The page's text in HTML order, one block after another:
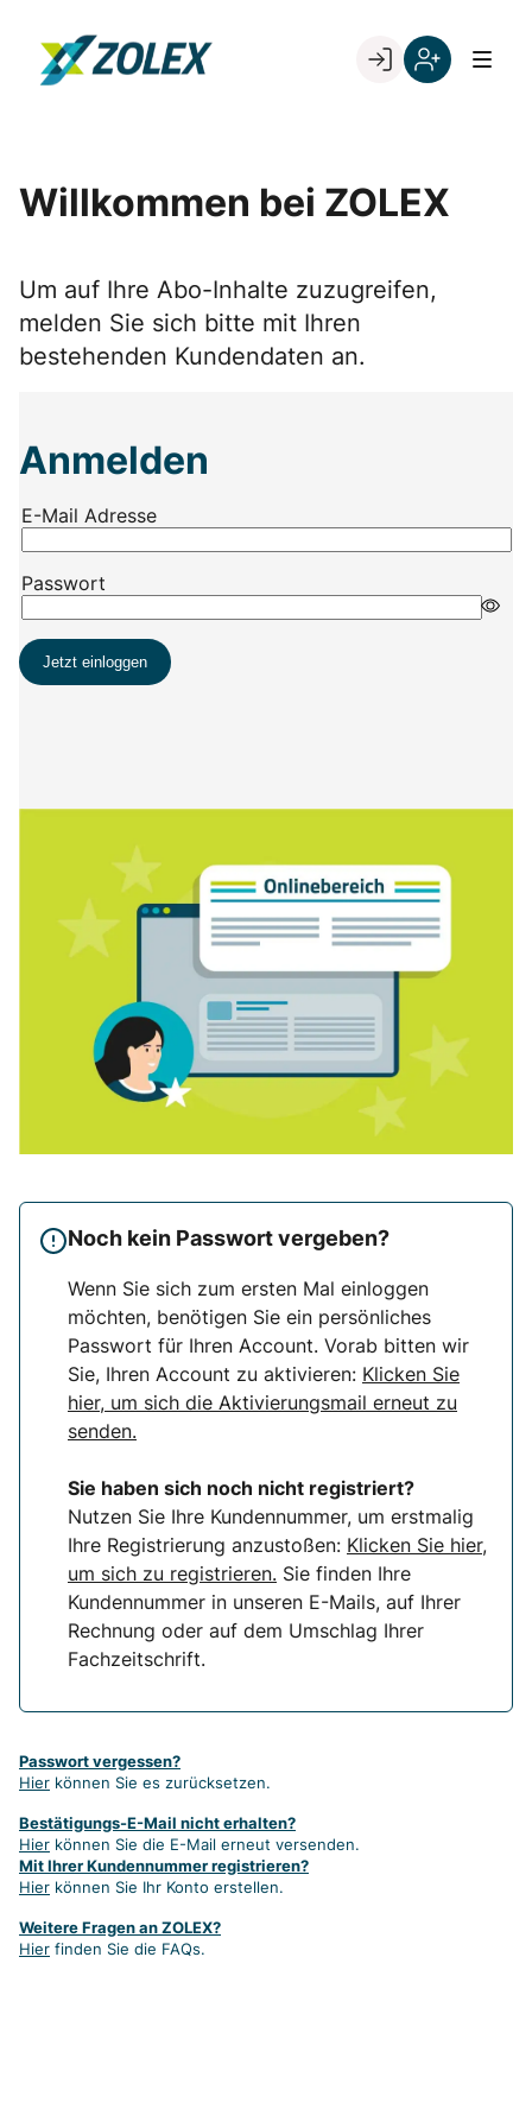
content
Go to landing page.
mit
Ihrer
Willkommen bei ZOLEX
Um auf Ihre Abo-Inhalte zuzugreifen,
melden Sie sich bitte mit Ihren
bestehenden Kundendaten an.
Anmelden
Noch kein Passwort vergeben?
Wenn Sie sich zum ersten Mal einloggen
möchten, benötigen Sie ein persönliches
Passwort für Ihren Account. Vorab bitten wir
Sie, Ihren Account zu aktivieren: Klicken Sie
hier, um sich die Aktivierungsmail erneut zu
senden.
Sie haben sich noch nicht registriert?
Nutzen Sie Ihre Kundennummer, um erstmalig
Ihre Registrierung anzustoßen: Klicken Sie hier,
um sich zu registrieren. Sie finden Ihre
Kundennummer in unseren E-Mails, auf Ihrer
Rechnung oder auf dem Umschlag Ihrer
Fachzeitschrift.
Passwort vergessen?
Hier können Sie es zurücksetzen.
Bestätigungs-E-Mail nicht erhalten?
Hier können Sie die E-Mail erneut versenden.
Mit Ihrer Kundennummer registrieren?
Hier können Sie Ihr Konto erstellen.
Weitere Fragen an ZOLEX?
Hier finden Sie die FAQs.